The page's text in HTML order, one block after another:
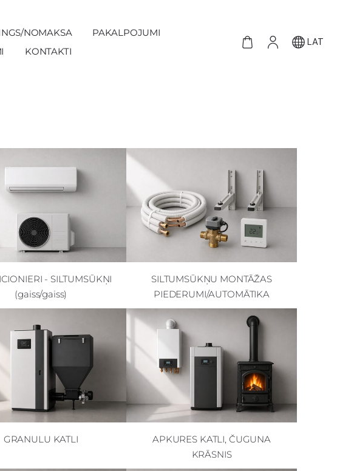
NOMAKSA
PAKALPOJUMI
KONTAKTI
LAT
- SILTUMSŪKŅI
(gaiss/gaiss)
SILTUMSŪKŅU MONTĀŽAS
PIEDERUMI/AUTOMĀTIKA
GRANULU KATLI
APKURES KATLI, ČUGUNA
KRĀSNIS